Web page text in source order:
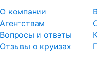
О компании
Агентствам
Вопросы и ответы
Отзывы о круизах